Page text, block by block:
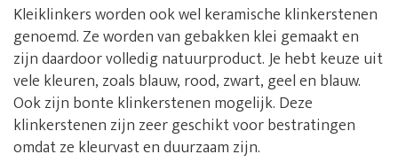
Kleiklinkers worden ook wel keramische klinkerstenen
genoemd. Ze worden van gebakken klei gemaakt en
zijn daardoor volledig natuurproduct. Je hebt keuze uit
vele kleuren, zoals blauw, rood, zwart, geel en blauw.
Ook zijn bonte klinkerstenen mogelijk. Deze
klinkerstenen zijn zeer geschikt voor bestratingen
omdat ze kleurvast en duurzaam zijn.